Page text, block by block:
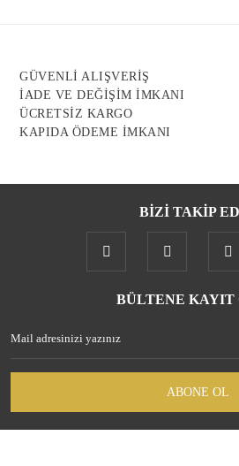
Bu ürüne benzer farklı alternatifler olmalı.
Gönder
GÜVENLİ ALIŞVERİŞ
İADE VE DEĞİŞİM İMKANI
ÜCRETSİZ KARGO
KAPIDA ÖDEME İMKANI
BİZİ TAKİP
BÜLTENE KAYIT
ABONE OL